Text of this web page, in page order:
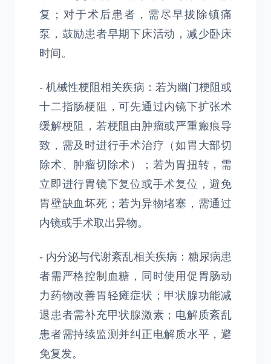
复；对于术后患者，需尽早拔除镇痛
泵，鼓励患者早期下床活动，减少卧床
时间。
- 机械性梗阻相关疾病：若为幽门梗阻或
十二指肠梗阻，可先通过内镜下扩张术
缓解梗阻，若梗阻由肿瘤或严重瘢痕导
致，需及时进行手术治疗（如胃大部切
除术、肿瘤切除术）；若为胃扭转，需
立即进行胃镜下复位或手术复位，避免
胃壁缺血坏死；若为异物堵塞，需通过
内镜或手术取出异物。
- 内分泌与代谢紊乱相关疾病：糖尿病患
者需严格控制血糖，同时使用促胃肠动
力药物改善胃轻瘫症状；甲状腺功能减
退患者需补充甲状腺激素；电解质紊乱
患者需持续监测并纠正电解质水平，避
免复发。